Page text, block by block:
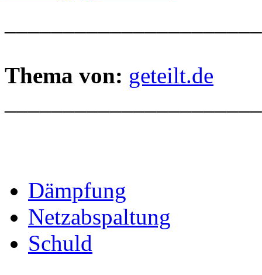
Thema von: geteilt.de
Dämpfung
Netzabspaltung
Schuld